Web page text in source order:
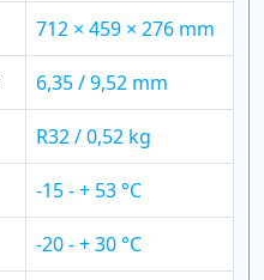
712 × 459 × 276 mm
6,35 / 9,52 mm
R32 / 0,52 kg
-15 - + 53 °C
-20 - + 30 °C